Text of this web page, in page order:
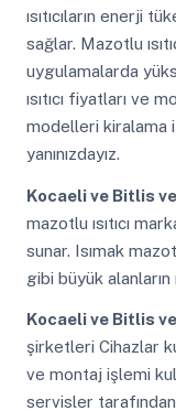
ısıtıcıların enerji
sağlar. Mazotlu
uygulamalarda
ısıtıcı fiyatları ve
modelleri kiralama
yanınızdayız.
Kocaeli ve Bitlis
mazotlu ısıtıcı
sunar. Isımak
gibi büyük alanların
Kocaeli ve Bitlis
şirketleri Cihazlar
ve montaj işlemi
servisler tarafından